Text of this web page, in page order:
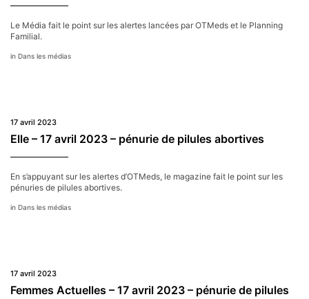
Le Média fait le point sur les alertes lancées par OTMeds et le Planning
Familial.
Dans les médias
17 avril 2023
Elle – 17 avril 2023 – pénurie de pilules abortives
En s’appuyant sur les alertes d’OTMeds, le magazine fait le point sur les
pénuries de pilules abortives.
Dans les médias
17 avril 2023
Femmes Actuelles – 17 avril 2023 – pénurie de pilules